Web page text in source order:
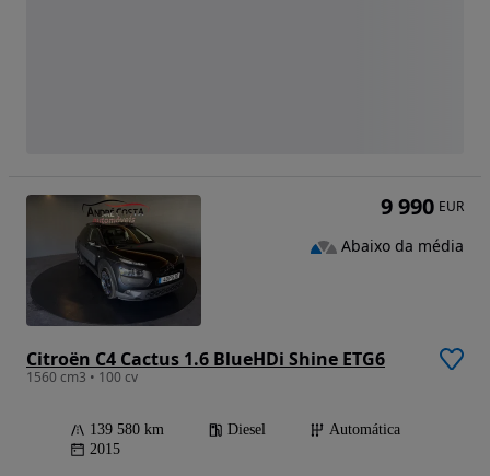
Citroën C4 Cactus 1.6 BlueHDi Shine ETG6
1560 cm3 • 100 cv
139 580 km Diesel
Automática
2015
9 990 EUR
Abaixo da média